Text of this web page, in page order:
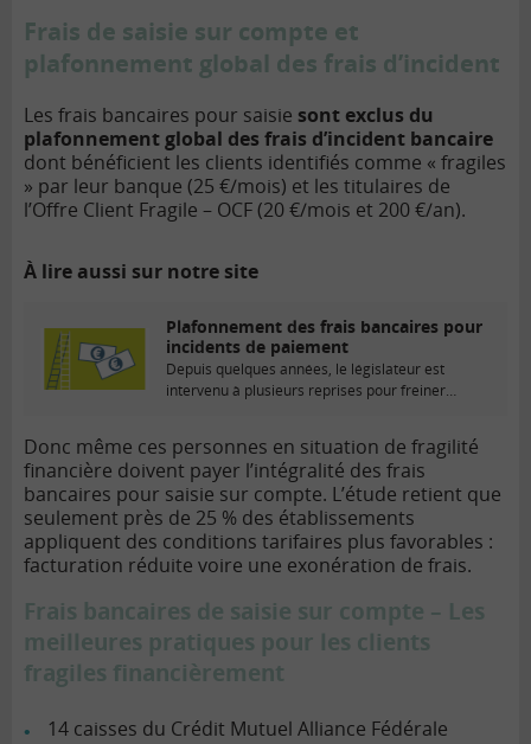
Frais de saisie sur compte et
plafonnement global des frais d’incident
Les frais bancaires pour saisie sont exclus du
plafonnement global des frais d’incident bancaire
dont bénéficient les clients identifiés comme « fragiles
» par leur banque (25 €/mois) et les titulaires de
l’Offre Client Fragile – OCF (20 €/mois et 200 €/an).
À lire aussi sur notre site
Plafonnement des frais bancaires pour
incidents de paiement
Depuis quelques années, le législateur est
intervenu à plusieurs reprises pour freiner
Donc même ces personnes en situation de fragilité
financière doivent payer l’intégralité des frais
bancaires pour saisie sur compte. L’étude retient que
seulement près de 25 % des établissements
appliquent des conditions tarifaires plus favorables :
facturation réduite voire une exonération de frais.
Frais bancaires de saisie sur compte – Les
meilleures pratiques pour les clients
fragiles financièrement
14 caisses du Crédit Mutuel Alliance Fédérale